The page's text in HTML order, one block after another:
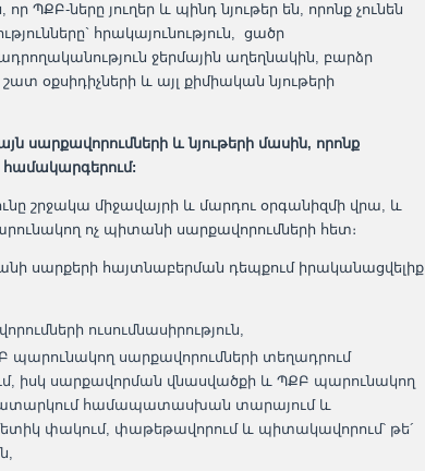
ՊՔԲ-ները յուղեր և պինդ նյութեր են, որոնք չունեն
հրակայունություն, ցածր
ջերմային աղեղնակին, բարձր
շատ օքսիդիչների և այլ քիմիական նյութերի
սարքավորումների և նյութերի մասին, որոնք
շրջակա միջավայրի և մարդու օրգանիզմի վրա, և
ոչ պիտանի սարքավորումների հետ։
սարքերի հայտնաբերման դեպքում իրականացվելիք
ուսումնասիրություն,
սարքավորումների տեղադրում
իսկ սարքավորման վնասվածքի և ՊՔԲ պարունակող
դատարկում համապատասխան տարայում և
փակում, փաթեթավորում և պիտակավորում՝ թե´